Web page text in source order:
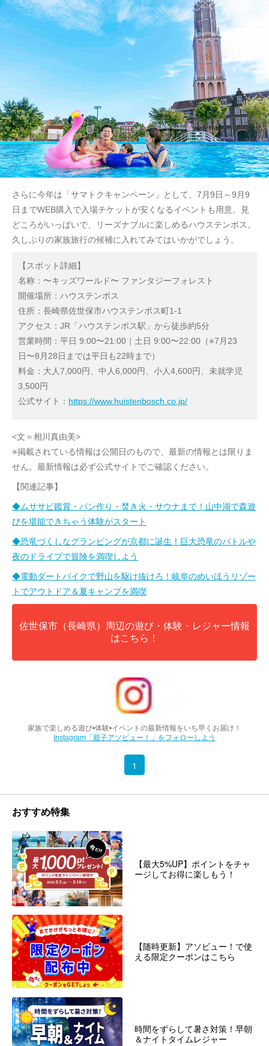
さらに今年は「サマトクキャンペーン」として、7月9日～9月9
日までWEB購入で入場チケットが安くなるイベントも用意。見
どころがいっぱいで、リーズナブルに楽しめるハウステンボス。
久しぶりの家族旅行の候補に入れてみてはいかがでしょう。
【スポット詳細】
名称：〜キッズワールド〜 ファンタジーフォレスト
開催場所：ハウステンボス
住所：長崎県佐世保市ハウステンボス町1-1
アクセス：JR「ハウステンボス駅」から徒歩約5分
営業時間：平日 9:00〜21:00｜土日 9:00〜22:00（※7月23
日〜8月28日までは平日も22時まで）
料金：大人7,000円、中人6,000円、小人4,600円、未就学児
3,500円
公式サイト： https://www.huistenbosch.co.jp/
<文＝相川真由美>
※掲載されている情報は公開日のもので、最新の情報とは限りま
せん。最新情報は必ず公式サイトでご確認ください。
【関連記事】
◆ムササビ鑑賞・パン作り・焚き火・サウナまで！山中湖で森遊
びを堪能できちゃう体験がスタート
◆恐竜づくしなグランピングが京都に誕生！巨大恐竜のバトルや
夜のドライブで冒険を満喫しよう
◆電動ダートバイクで野山を駆け抜けろ！岐阜のめいほうリゾー
トでアウトドア＆夏キャンプを満喫
佐世保市（長崎県）周辺の遊び・体験・レジャー情報
はこちら！
家族で楽しめる遊び•体験•イベントの最新情報をいち早くお届け！
Instagram「親子アソビュー！」をフォローしよう
1
おすすめ特集
【最大5%UP】ポイントをチャ
ージしてお得に楽しもう！
【随時更新】アソビュー！で使
える限定クーポンはこちら
時間をずらして暑さ対策！早朝
＆ナイトタイムレジャー